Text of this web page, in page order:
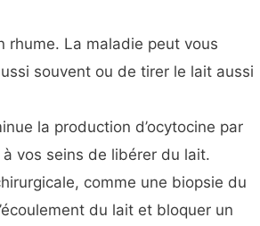
rhume. La maladie peut vous
souvent ou de tirer le lait aussi
la production d’ocytocine par
vos seins de libérer du lait.
comme une biopsie du
du lait et bloquer un